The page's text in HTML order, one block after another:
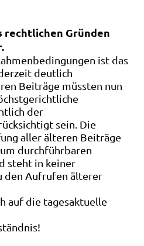
rechtlichen Gründen
ist das
deutlich
Beiträge müssten nun
der
sein. Die
aller älteren Beiträge
durchführbaren
steht in keiner
den Aufrufen älterer
auf die tagesaktuelle